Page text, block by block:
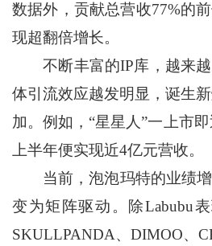
数据外，贡献总营收77%的
现超翻倍增长。
不断丰富的IP库，越来越
体引流效应越发明显，诞生
加。例如，“星星人”一上市
上半年便实现近4亿元营收。
当前，泡泡玛特的业绩增
变为矩阵驱动。除Labubu
SKULLPANDA、DIMOO、